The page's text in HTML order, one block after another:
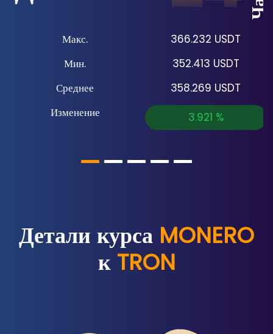
Макс.
Мин.
Среднее
Изменение
366.232 USDT
352.413 USDT
358.269 USDT
3.921 %
Детали курса MONERO
к TRON